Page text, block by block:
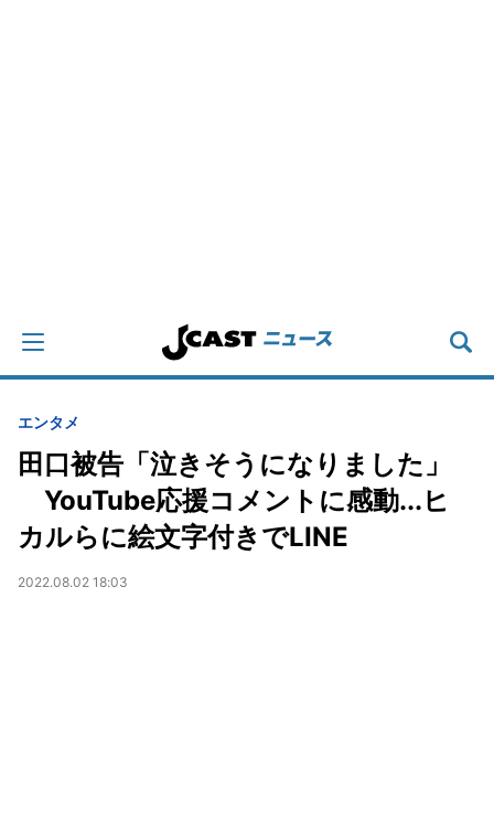
エンタメ
田口被告「泣きそうになりました」
YouTube応援コメントに感動...ヒ
カルらに絵文字付きでLINE
2022.08.02 18:03